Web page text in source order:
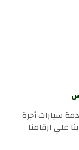
سيارات أجرة
علي ارقامنا